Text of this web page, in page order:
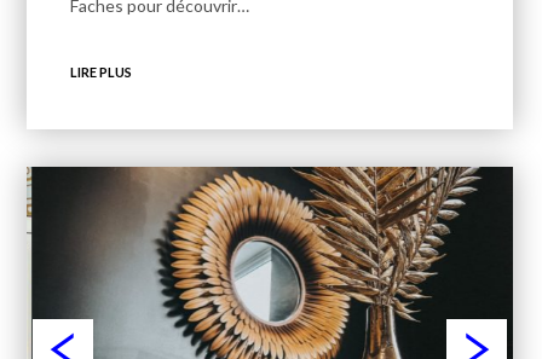
Faches pour découvrir…
LIRE PLUS